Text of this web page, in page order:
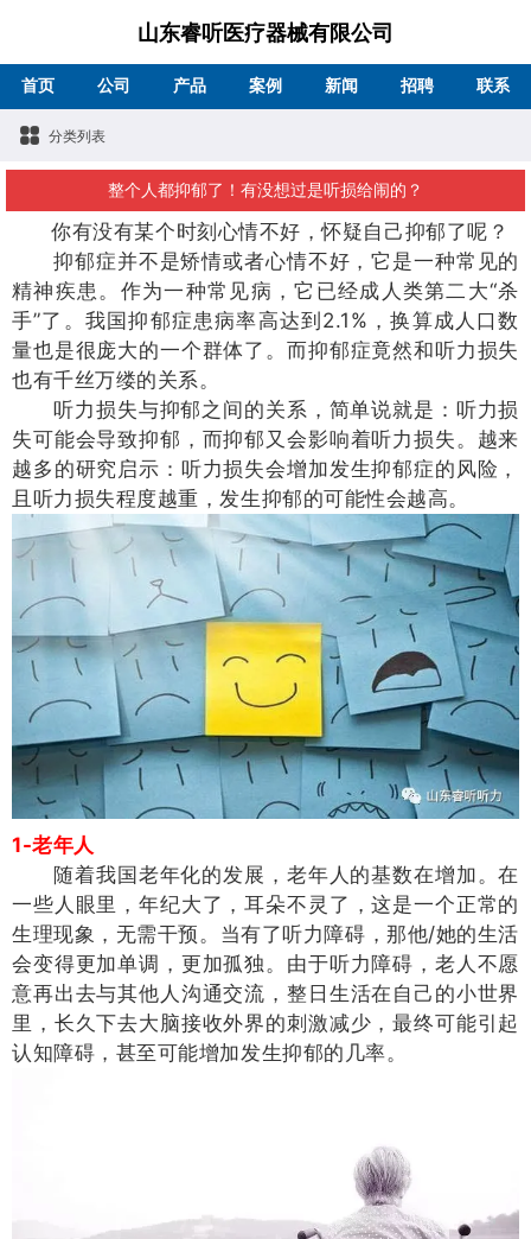
山东睿听医疗器械有限公司
首页 公司 产品 案例 新闻 招聘 联系
分类列表
整个人都抑郁了！有没想过是听损给闹的？
你有没有某个时刻心情不好，怀疑自己抑郁了呢？
抑郁症并不是矫情或者心情不好，它是一种常见的
精神疾患。作为一种常见病，它已经成人类第二大“杀
手”了。我国抑郁症患病率高达到2.1%，换算成人口数
量也是很庞大的一个群体了。而抑郁症竟然和听力损失
也有千丝万缕的关系。
听力损失与抑郁之间的关系，简单说就是：听力损
失可能会导致抑郁，而抑郁又会影响着听力损失。越来
越多的研究启示：听力损失会增加发生抑郁症的风险，
且听力损失程度越重，发生抑郁的可能性会越高。
1-老年人
随着我国老年化的发展，老年人的基数在增加。在
一些人眼里，年纪大了，耳朵不灵了，这是一个正常的
生理现象，无需干预。当有了听力障碍，那他/她的生活
会变得更加单调，更加孤独。由于听力障碍，老人不愿
意再出去与其他人沟通交流，整日生活在自己的小世界
里，长久下去大脑接收外界的刺激减少，最终可能引起
认知障碍，甚至可能增加发生抑郁的几率。